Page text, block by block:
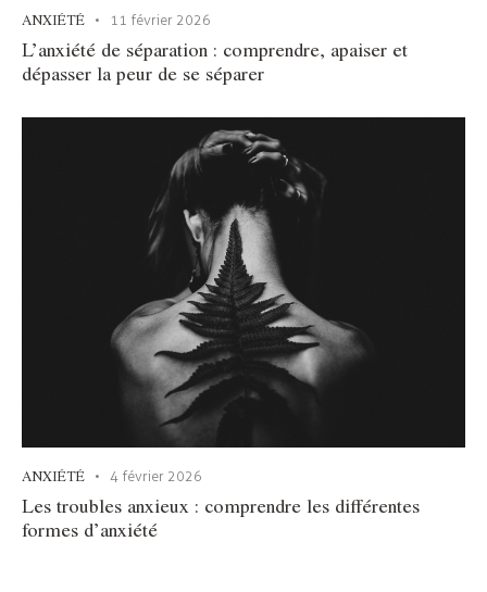
ANXIÉTÉ 11 février 2026
L’anxiété de séparation : comprendre, apaiser et
dépasser la peur de se séparer
ANXIÉTÉ 4 février 2026
Les troubles anxieux : comprendre les différentes
formes d’anxiété